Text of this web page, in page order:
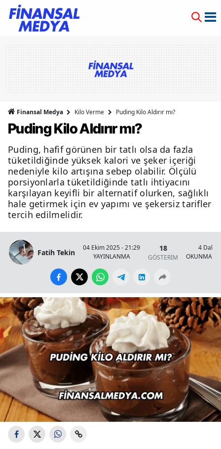
Finansal Medya Kilo Verme Puding Kilo Aldırır mı?
Puding Kilo Aldırır mı?
Puding, hafif görünen bir tatlı olsa da fazla
tüketildiğinde yüksek kalori ve şeker içeriği
nedeniyle kilo artışına sebep olabilir. Ölçülü
porsiyonlarla tüketildiğinde tatlı ihtiyacını
karşılayan keyifli bir alternatif olurken, sağlıklı
hale getirmek için ev yapımı ve şekersiz tarifler
tercih edilmelidir.
Fatih Tekin
04 Ekim 2025 - 21:29
YAYINLANMA
18
GÖSTERİM
4
OKUNMA